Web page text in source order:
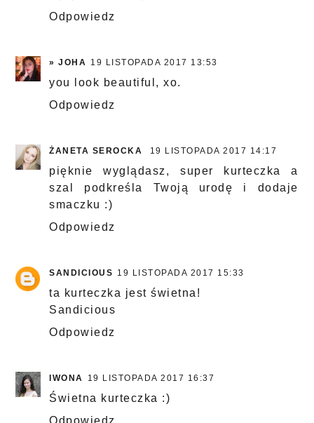
Odpowiedz
» JOHA 19 LISTOPADA 2017 13:53
you look beautiful, xo.
Odpowiedz
ŻANETA SEROCKA 19 LISTOPADA 2017 14:17
pięknie wyglądasz, super kurteczka a
szal podkreśla Twoją urodę i dodaje
smaczku :)
Odpowiedz
SANDICIOUS 19 LISTOPADA 2017 15:33
ta kurteczka jest świetna!
Sandicious
Odpowiedz
IWONA 19 LISTOPADA 2017 16:37
Świetna kurteczka :)